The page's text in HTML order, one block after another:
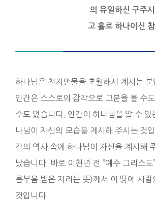
의 유일하신 구주
고 홀로 하나이신
하나님은 천지만물을 초월해서 계시는 분
인간은 스스로의 감각으로 그분을 볼 수
수도 없습니다. 인간이 하나님을 알 수 있
나님이 자신의 모습을 계시해 주시는 것
간의 역사 속에 하나님이 자신을 계시해
났습니다. 바로 이천년 전 “예수 그리스도
름부음 받은 자라는 뜻)께서 이 땅에 사람
것입니다.